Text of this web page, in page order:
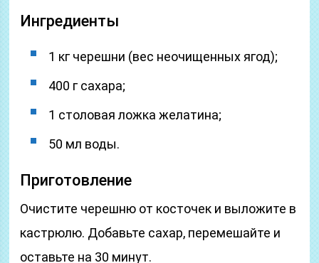
Ингредиенты
1 кг черешни (вес неочищенных ягод);
400 г сахара;
1 столовая ложка желатина;
50 мл воды.
Приготовление
Очистите черешню от косточек и выложите в
кастрюлю. Добавьте сахар, перемешайте и
оставьте на 30 минут.